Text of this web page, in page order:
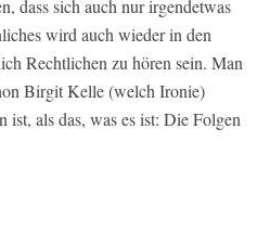
dass sich auch nur irgendetwas
wird auch wieder in den
Rechtlichen zu hören sein. Man
Birgit Kelle (welch Ironie)
ist, als das, was es ist: Die Folgen